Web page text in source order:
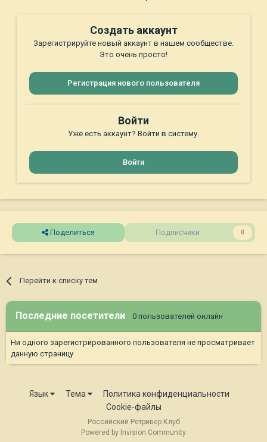
Создать аккаунт
Зарегистрируйте новый аккаунт в нашем сообществе.
Это очень просто!
Регистрация нового пользователя
Войти
Уже есть аккаунт? Войти в систему.
Войти
Поделиться Подписчики 0
Перейти к списку тем
Последние посетители 0 пользователей онлайн
Ни одного зарегистрированного пользователя не просматривает
данную страницу
Язык Тема
Политика конфиденциальности
Cookie-файлы
Российский Ретривер Клуб
Powered by Invision Community